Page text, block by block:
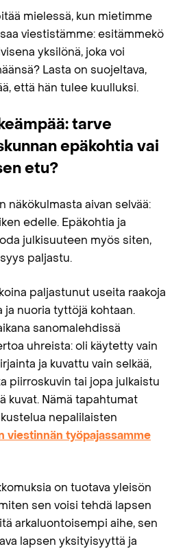
mielessä, kun mietimme
viestistämme: esitämmekö
yksilönä, joka voi
Lasta on suojeltava,
että hän tulee kuulluksi.
tarve
epäkohtia vai
etu?
näkökulmasta aivan selvää:
edelle. Epäkohtia ja
julkisuuteen myös siten,
paljastu.
paljastunut useita raakoja
ja nuoria tyttöjä kohtaan.
sanomalehdissä
uhreista: oli käytetty vain
ja kuvattu vain selkää,
piirroskuvin tai jopa julkaistu
kuvat. Nämä tapahtumat
nepalilaisten
viestinnän työpajassamme
on tuotava yleisön
sen voisi tehdä lapsen
arkaluontoisempi aihe, sen
lapsen yksityisyyttä ja